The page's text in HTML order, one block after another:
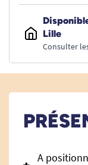
Lille
Consulter
A